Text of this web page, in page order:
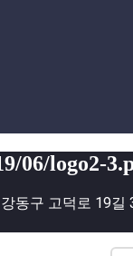
06/logo2-
동구 고덕로 19길